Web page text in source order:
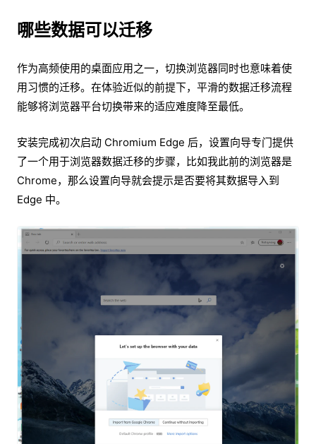
哪些数据可以迁移
作为高频使用的桌面应用之一，切换浏览器同时也意味着使
用习惯的迁移。在体验近似的前提下，平滑的数据迁移流程
能够将浏览器平台切换带来的适应难度降至最低。
安装完成初次启动 Chromium Edge 后，设置向导专门提供
了一个用于浏览器数据迁移的步骤，比如我此前的浏览器是
Chrome，那么设置向导就会提示是否要将其数据导入到
Edge 中。